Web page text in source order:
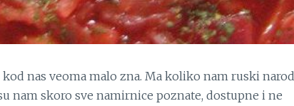
nas veoma malo zna. Ma koliko nam ruski narod
nam skoro sve namirnice poznate, dostupne i ne